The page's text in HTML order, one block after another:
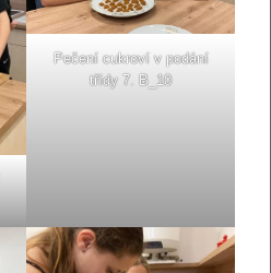
Pečení cukroví v podání
třídy 7. B_10